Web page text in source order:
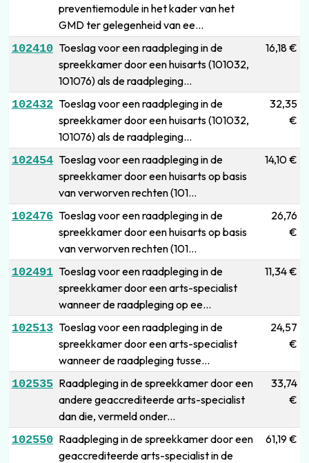
preventiemodule in het kader van het
GMD ter gelegenheid van ee...
102410 Toeslag voor een raadpleging in de
spreekkamer door een huisarts (101032,
101076) als de raadpleging...
16,18 €
102432 Toeslag voor een raadpleging in de
spreekkamer door een huisarts (101032,
101076) als de raadpleging...
32,35
€
102454 Toeslag voor een raadpleging in de
spreekkamer door een huisarts op basis
van verworven rechten (101...
14,10 €
102476 Toeslag voor een raadpleging in de
spreekkamer door een huisarts op basis
van verworven rechten (101...
26,76
€
102491 Toeslag voor een raadpleging in de
spreekkamer door een arts-specialist
wanneer de raadpleging op ee...
11,34 €
102513 Toeslag voor een raadpleging in de
spreekkamer door een arts-specialist
wanneer de raadpleging tusse...
24,57
€
102535 Raadpleging in de spreekkamer door een
andere geaccrediteerde arts-specialist
dan die, vermeld onder...
33,74
€
102550 Raadpleging in de spreekkamer door een
geaccrediteerde arts-specialist in de
61,19 €